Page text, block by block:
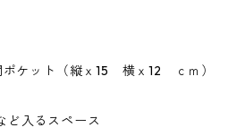
ポケット（縦ｘ15 横ｘ12 ｃｍ）
ど入るスペース